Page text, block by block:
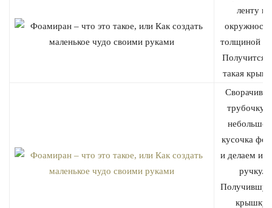
ленту к
толщиной 2
Получится
такая
трубочку
кусочка
и делаем из
ручку.
крышку